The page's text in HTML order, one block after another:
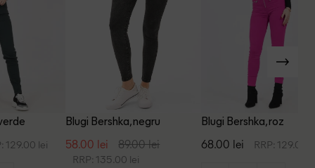
129.00 lei
Blugi Bershka, negru
58.00 lei 89.00 lei
RRP: 135.00 lei
Blugi Bershka, roz
68.00 lei RRP: 129.00